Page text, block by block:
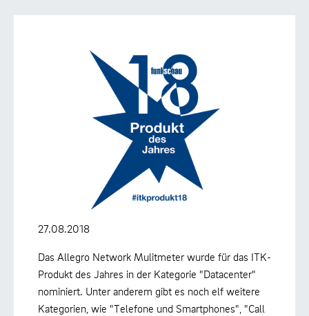
27.08.2018
Das Allegro Network Mulitmeter wurde für das ITK-
Produkt des Jahres in der Kategorie "Datacenter"
nominiert. Unter anderem gibt es noch elf weitere
Kategorien, wie "Telefone und Smartphones", "Call